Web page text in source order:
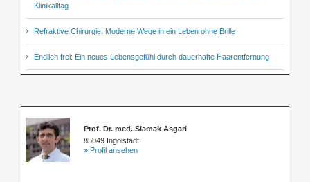
Klinikalltag
Refraktive Chirurgie: Moderne Wege in ein Leben ohne Brille
Endlich frei: Ein neues Lebensgefühl durch dauerhafte Haarentfernung
Prof. Dr. med. Siamak Asgari
85049 Ingolstadt
» Profil ansehen